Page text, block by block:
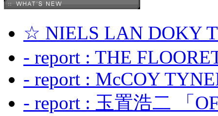
☆ NIELS LAN DOKY
- report : THE
- report : McCOY
- report : 玉置浩二 「